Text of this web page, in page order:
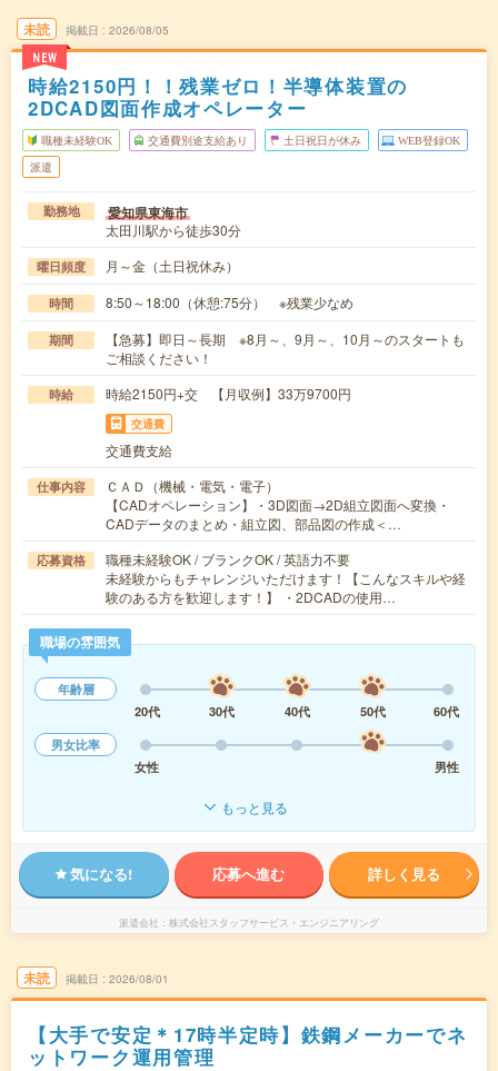
未読
NEW
掲載日 2026/08/05
時給2150円！！残業ゼロ！半導体装置の
2DCAD図面作成オペレーター
職種未経験OK 交通費別途支給あり 土日祝日が休み WEB登録OK
派遣
勤務地 愛知県東海市
太田川駅から徒歩30分
曜日頻度 月～金（土日祝休み）
時間 8:50～18:00（休憩:75分） ※残業少なめ
期間
【急募】即日～長期 ※8月～、9月～、10月～のスタートも
ご相談ください！
時給 時給2150円+交 【月収例】33万9700円
交通費
交通費支給
仕事内容
ＣＡＤ（機械・電気・電子）
【CADオペレーション】・3D図面→2D組立図面へ変換・
CADデータのまとめ・組立図、部品図の作成＜…
応募資格
職種未経験OK / ブランクOK / 英語力不要
未経験からもチャレンジいただけます！【こんなスキルや経
験のある方を歓迎します！】 ・2DCADの使用…
職場の雰囲気
年齢層
20代
30代 40代 50代
60代
男女比率
女性
男性
もっと見る
気になる! 応募へ進む 詳しく見る
派遣会社 株式会社スタッフサービス・エンジニアリング
未読 掲載日 2026/08/01
【大手で安定＊17時半定時】鉄鋼メーカーでネ
ットワーク運用管理